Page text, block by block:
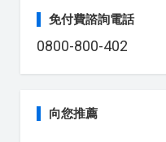
免付費諮詢電話
0800-800-402
向您推薦